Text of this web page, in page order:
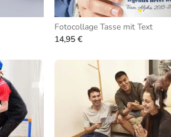
Fotocollage Tasse mit Text
14,95 €